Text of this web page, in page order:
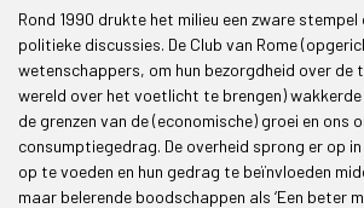
Rond 1990 drukte het milieu een zware stempel
politieke discussies. De Club van Rome
wetenschappers, om hun bezorgdheid over de
wereld over het voetlicht te brengen)
de grenzen van de (economische) groei en ons
consumptiegedrag. De overheid sprong er op
op te voeden en hun gedrag te beïnvloeden
maar belerende boodschappen als ‘Een beter